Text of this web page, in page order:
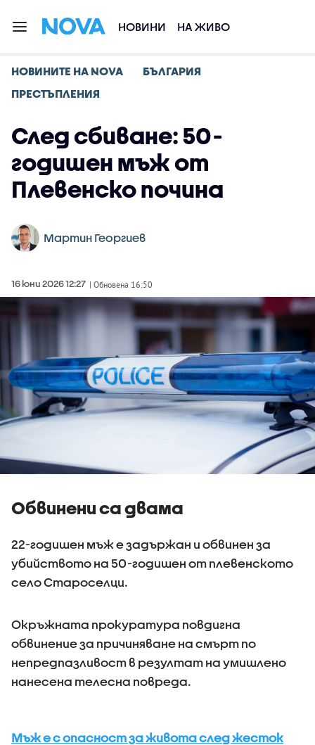
НОВИНИ НА ЖИВО
НОВИНИТЕ НА NOVA
БЪЛГАРИЯ
ПРЕСТЪПЛЕНИЯ
След сбиване: 50-
годишен мъж от
Плевенско почина
Мартин Георгиев
16 юни 2026 12:27 | Обновена 16:50
Обвинени са двама
22-годишен мъж е задържан и обвинен за
убийството на 50-годишен от плевенското
село Староселци.
Окръжната прокуратура повдигна
обвинение за причиняване на смърт по
непредпазливост в резултат на умишлено
нанесена телесна повреда.
Мъж е с опасност за живота след жесток